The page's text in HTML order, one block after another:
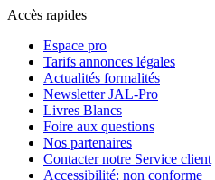
Accès rapides
Espace pro
Tarifs annonces légales
Actualités formalités
Newsletter JAL-Pro
Livres Blancs
Foire aux questions
Nos partenaires
Contacter notre Service client
Accessibilité: non conforme